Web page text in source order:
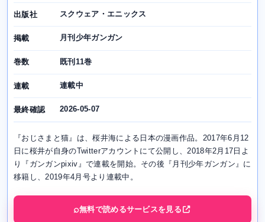
出版社 スクウェア・エニックス
掲載 月刊少年ガンガン
巻数 既刊11巻
連載 連載中
最終確認 2026-05-07
『おじさまと猫』は、桜井海による日本の漫画作品。2017年6月12
日に桜井が自身のTwitterアカウントにて公開し、2018年2月17日よ
り『ガンガンpixiv』で連載を開始。その後『月刊少年ガンガン』に
移籍し、2019年4月号より連載中。
無料で読めるサービスを見る